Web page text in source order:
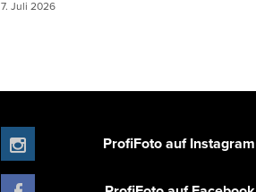
7. Juli 2026
ProfiFoto auf Instagram